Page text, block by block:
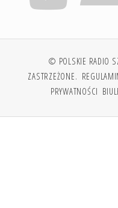
© POLSKIE RADIO
ZASTRZEŻONE.
PRYWATNOŚCI